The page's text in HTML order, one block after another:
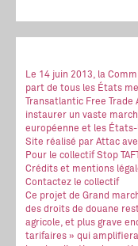
Le 14 juin 2013, la
part de tous les États
Transatlantic Free Trade
instaurer un vaste
européenne et les États-
Site réalisé par Attac
Pour le collectif Stop
Crédits et mentions
Contactez le collectif
Ce projet de Grand
des droits de douane
agricole, et plus grave
tarifaires » qui